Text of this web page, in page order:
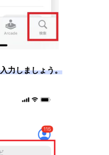
力しましょう。